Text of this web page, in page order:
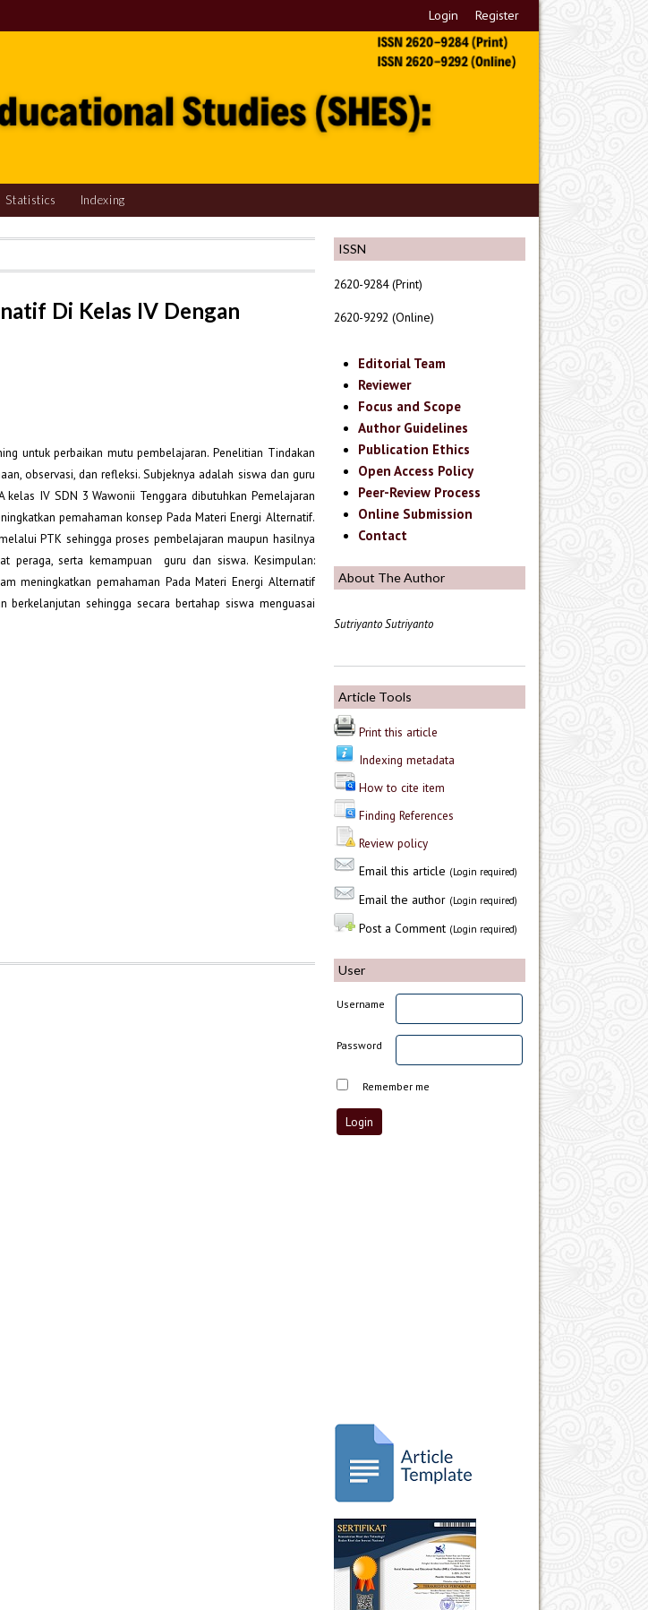
Login Register
Statistics Indexing
ISSN
2620-9284 (Print)
2620-9292 (Online)
Editorial Team
Reviewer
Focus and Scope
Author Guidelines
Publication Ethics
Open Access Policy
Peer-Review Process
Online Submission
Contact
About The Author
Sutriyanto Sutriyanto
Article Tools
Print this article
Indexing metadata
How to cite item
Finding References
Review policy
Email this article (Login required)
Email the author (Login required)
Post a Comment (Login required)
User
Username
Password
Remember me
Di Kelas IV Dengan
untuk perbaikan mutu pembelajaran. Penelitian Tindakan
observasi, dan refleksi. Subjeknya adalah siswa dan guru
IV SDN 3 Wawonii Tenggara dibutuhkan Pemelajaran
pemahaman konsep Pada Materi Energi Alternatif.
PTK sehingga proses pembelajaran maupun hasilnya
peraga, serta kemampuan guru dan siswa. Kesimpulan:
meningkatkan pemahaman Pada Materi Energi Alternatif
sehingga secara bertahap siswa menguasai